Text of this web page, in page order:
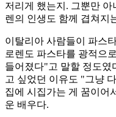
저리게 했는지. 그뿐만
렌의 인생도 함께 겹쳐지
이탈리아 사람들이 파스
로렌도 파스타를 광적으
들어졌다"고 말할 정도였
고 싶었던 이유도 "그냥
집에 시집가는 게 꿈이어
운 배우다.